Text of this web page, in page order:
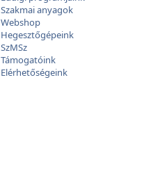
Szakmai anyagok
Webshop
Hegesztőgépeink
SzMSz
Támogatóink
Elérhetőségeink